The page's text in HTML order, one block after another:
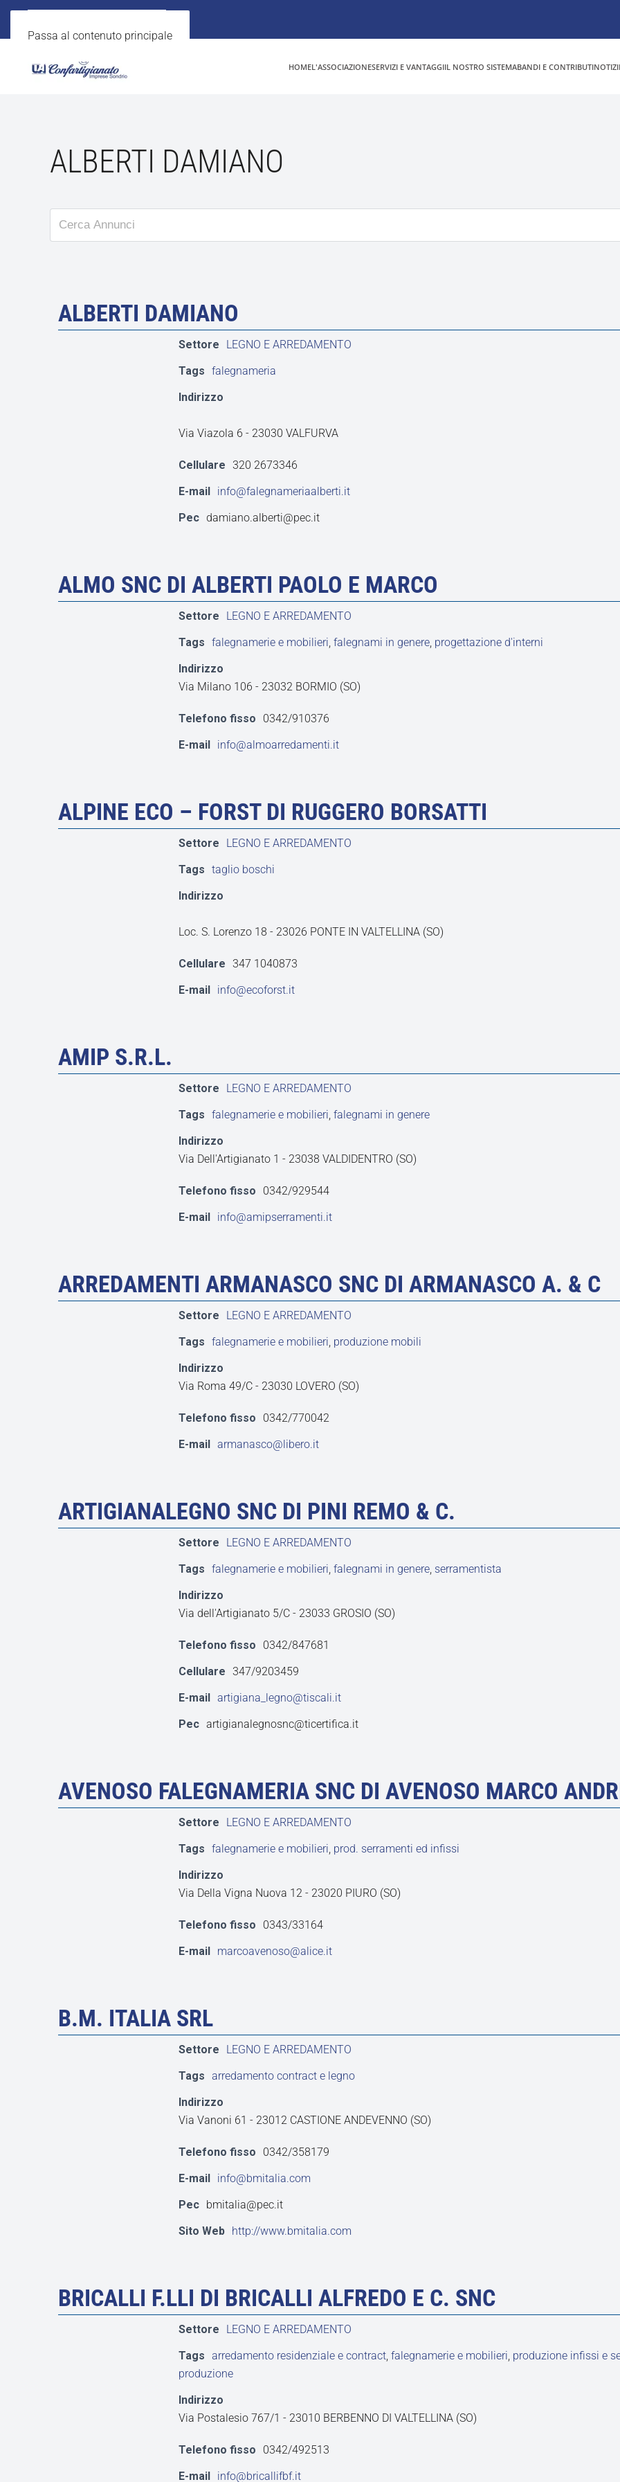
Passa al contenuto principale
HOMEL'ASSOCIAZIONESERVIZI E VANTAGGIIL NOSTRO SISTEMABANDI E CONTRIBUTI
ALBERTI DAMIANO
ALBERTI DAMIANO
Settore
LEGNO E ARREDAMENTO
Tags falegnameria
Indirizzo
Via Viazola 6 - 23030 VALFURVA
Cellulare 320 2673346
E-mail info@falegnameriaalberti.it
Pec damiano.alberti@pec.it
ALMO SNC DI ALBERTI PAOLO E MARCO
Settore
LEGNO E ARREDAMENTO
Tags falegnamerie e mobilieri, falegnami in genere, progettazione d'interni
Indirizzo
Via Milano 106 - 23032 BORMIO (SO)
Telefono fisso
0342/910376
E-mail info@almoarredamenti.it
ALPINE ECO – FORST DI RUGGERO BORSATTI
Settore
LEGNO E ARREDAMENTO
Tags taglio boschi
Indirizzo
Loc. S. Lorenzo 18 - 23026 PONTE IN VALTELLINA (SO)
Cellulare 347 1040873
E-mail info@ecoforst.it
AMIP S.R.L.
Settore
LEGNO E ARREDAMENTO
Tags falegnamerie e mobilieri, falegnami in genere
Indirizzo
Via Dell'Artigianato 1 - 23038 VALDIDENTRO (SO)
Telefono fisso
0342/929544
E-mail info@amipserramenti.it
ARREDAMENTI ARMANASCO SNC DI ARMANASCO A. & C
Settore
LEGNO E ARREDAMENTO
Tags falegnamerie e mobilieri, produzione mobili
Indirizzo
Via Roma 49/C - 23030 LOVERO (SO)
Telefono fisso
0342/770042
E-mail armanasco@libero.it
ARTIGIANALEGNO SNC DI PINI REMO & C.
Settore
LEGNO E ARREDAMENTO
Tags falegnamerie e mobilieri, falegnami in genere, serramentista
Indirizzo
Via dell'Artigianato 5/C - 23033 GROSIO (SO)
Telefono fisso
0342/847681
Cellulare 347/9203459
E-mail artigiana_legno@tiscali.it
Pec artigianalegnosnc@ticertifica.it
AVENOSO FALEGNAMERIA SNC DI AVENOSO MARCO
Settore
LEGNO E ARREDAMENTO
Tags falegnamerie e mobilieri, prod. serramenti ed infissi
Indirizzo
Via Della Vigna Nuova 12 - 23020 PIURO (SO)
Telefono fisso
0343/33164
E-mail marcoavenoso@alice.it
B.M. ITALIA SRL
Settore
LEGNO E ARREDAMENTO
Tags arredamento contract e legno
Indirizzo
Via Vanoni 61 - 23012 CASTIONE ANDEVENNO (SO)
Telefono fisso
0342/358179
E-mail info@bmitalia.com
Pec bmitalia@pec.it
Sito Web http://www.bmitalia.com
BRICALLI F.LLI DI BRICALLI ALFREDO E C. SNC
Settore
LEGNO E ARREDAMENTO
Tags arredamento residenziale e contract, falegnamerie e mobilieri, produzione infissi e
produzione
Indirizzo
Via Postalesio 767/1 - 23010 BERBENNO DI VALTELLINA (SO)
Telefono fisso
0342/492513
E-mail info@bricallifbf.it